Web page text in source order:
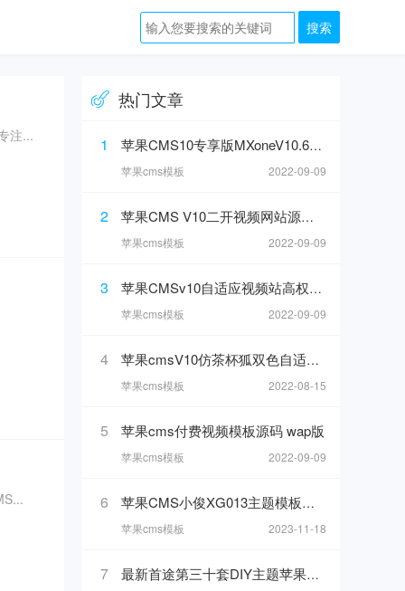
注...
热门文章
1 苹果CMS10专享版MXoneV10.6魔改版二开大气短视模板
苹果cms模板 2022-09-09
2 苹果CMS V10二开视频网站源码 可封装双端APP
苹果cms模板 2022-09-09
3 苹果CMSv10自适应视频站高权重模板
苹果cms模板 2022-09-09
4 苹果cmsV10仿茶杯狐双色自适应模板
苹果cms模板 2022-08-15
5 苹果cms付费视频模板源码 wap版
苹果cms模板 2022-09-09
6 苹果CMS小俊XG013主题模板下载
苹果cms模板 2023-11-18
7 最新首途第三十套DIY主题苹果CMSv10模板